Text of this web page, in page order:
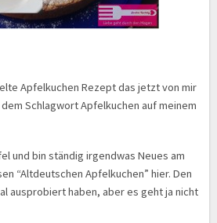
Apfelkuchen Rezept das jetzt von mir
Schlagwort Apfelkuchen auf meinem
und bin ständig irgendwas Neues am
“Altdeutschen Apfelkuchen” hier. Den
ausprobiert haben, aber es geht ja nicht